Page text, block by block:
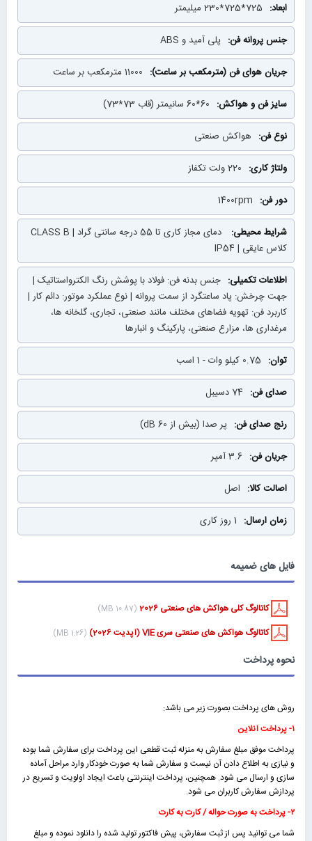
725*725*230 میلیمتر
پلی آمید و ABS
11000 مترمکعب بر ساعت
60*60 سانیمتر (قاب 73*73)
هواکش صنعتی
220 ولت تکفاز
1400rpm
دمای مجاز کاری تا 55 درجه سانتی گراد | CLASS B
کلاس عایقی | IP54
جنس بدنه فن: فولاد با پوشش رنگ الکترواستاتیک |
جهت چرخش: پاد ساعتگرد از سمت پروانه | نوع عملکرد موتور: دائم کار |
کاربرد فن: تهویه فضاهای مختلف مانند صنعتی، تجاری، گلخانه ها،
مرغداری ها، مزارع صنعتی، پارکینگ و انبارها
0.75 کیلو وات - 1 اسب
74 دسیبل
پر صدا (بیش از 60 dB)
3.6 آمپر
اصل
1 روز کاری
فایل های ضمیمه
کاتالوگ کلی هواکش های صنعتی 2026 (10.87 MB)
کاتالوگ هواکش های صنعتی سری VIE (آپدیت 2026) (1.26 MB)
نحوه پرداخت
روش های پرداخت بصورت زیر می باشد:
۱- پرداخت آنلاین
پرداخت موفق مبلغ سفارش به منزله ثبت قطعی این پرداخت برای سفارش شما بوده
و نیازی به اطلاع دادن آن نیست و سفارش شما به صورت خودکار وارد مراحل آماده
سازی و ارسال می شود. همچنین، پرداخت اینترنتی باعث ایجاد اولویت و تسریع در
پردازش سفارش کاربران می شود.
۲- پرداخت به صورت حواله / کارت به کارت
شما می توانید پس از ثبت سفارش، پیش فاکتور تولید شده را دانلود نموده و مبلغ